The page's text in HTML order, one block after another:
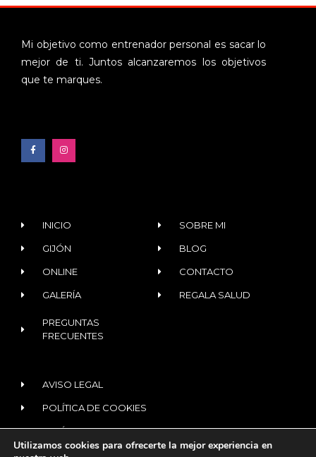
Mi objetivo como entrenador personal es sacar lo
mejor de ti. Juntos alcanzaremos los objetivos
que te marques.
INICIO
GIJÓN
ONLINE
GALERÍA
PREGUNTAS
FRECUENTES
SOBRE MI
BLOG
CONTACTO
REGALA SALUD
AVISO LEGAL
POLÍTICA DE COOKIES
POLÍTICA DE PRIVACIDAD
Utilizamos cookies para ofrecerte la mejor experiencia en